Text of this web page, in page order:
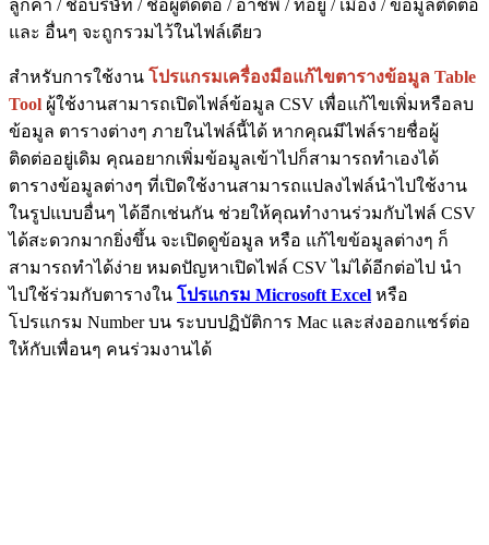
ลูกค้า / ชื่อบริษัท / ชื่อผู้ติดต่อ / อาชีพ / ที่อยู่ / เมือง / ข้อมูลติดต่อ
และ อื่นๆ จะถูกรวมไว้ในไฟล์เดียว
สำหรับการใช้งาน โปรแกรมเครื่องมือแก้ไขตารางข้อมูล Table
Tool ผู้ใช้งานสามารถเปิดไฟล์ข้อมูล CSV เพื่อแก้ไขเพิ่มหรือลบ
ข้อมูล ตารางต่างๆ ภายในไฟล์นี้ได้ หากคุณมีไฟล์รายชื่อผู้
ติดต่ออยู่เดิม คุณอยากเพิ่มข้อมูลเข้าไปก็สามารถทำเองได้
ตารางข้อมูลต่างๆ ที่เปิดใช้งานสามารถแปลงไฟล์นำไปใช้งาน
ในรูปแบบอื่นๆ ได้อีกเช่นกัน ช่วยให้คุณทำงานร่วมกับไฟล์ CSV
ได้สะดวกมากยิ่งขึ้น จะเปิดดูข้อมูล หรือ แก้ไขข้อมูลต่างๆ ก็
สามารถทำได้ง่าย หมดปัญหาเปิดไฟล์ CSV ไม่ได้อีกต่อไป นำ
ไปใช้ร่วมกับตารางใน โปรแกรม Microsoft Excel หรือ
โปรแกรม Number บน ระบบปฏิบัติการ Mac และส่งออกแชร์ต่อ
ให้กับเพื่อนๆ คนร่วมงานได้